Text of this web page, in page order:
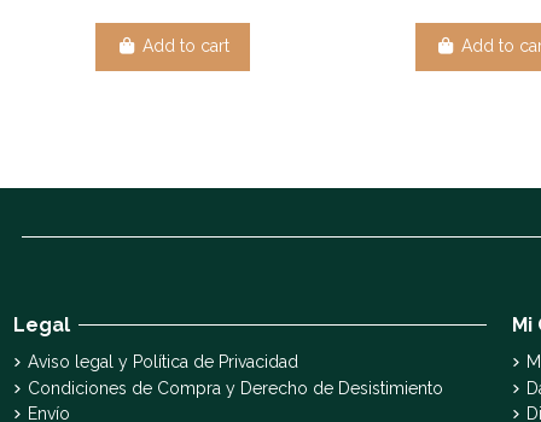
Add to cart Add to
Legal
Aviso legal y Política de Privacidad
Condiciones de Compra y Derecho de Desistimiento
Envío
Mi